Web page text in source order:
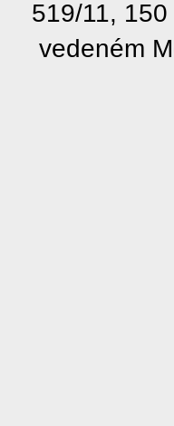
519/11,
vedeném